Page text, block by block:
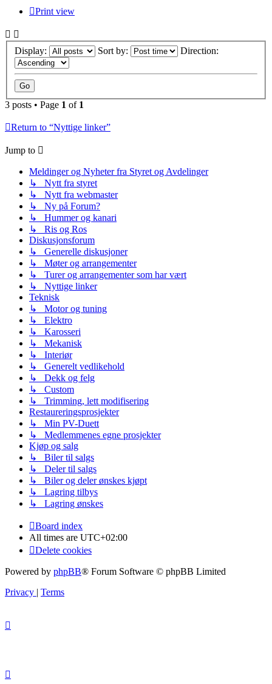
Print view
Display: Sort by: Direction:
3 posts • Page 1 of 1
Return to “Nyttige linker”
Jump to
Meldinger og Nyheter fra Styret og Avdelinger
↳ Nytt fra styret
↳ Nytt fra webmaster
↳ Ny på Forum?
↳ Hummer og kanari
↳ Ris og Ros
Diskusjonsforum
↳ Generelle diskusjoner
↳ Møter og arrangementer
↳ Turer og arrangementer som har vært
↳ Nyttige linker
Teknisk
↳ Motor og tuning
↳ Elektro
↳ Karosseri
↳ Mekanisk
↳ Interiør
↳ Generelt vedlikehold
↳ Dekk og felg
↳ Custom
↳ Trimming, lett modifisering
Restaureringsprosjekter
↳ Min PV-Duett
↳ Medlemmenes egne prosjekter
Kjøp og salg
↳ Biler til salgs
↳ Deler til salgs
↳ Biler og deler ønskes kjøpt
↳ Lagring tilbys
↳ Lagring ønskes
Board index
All times are UTC+02:00
Delete cookies
Powered by phpBB® Forum Software © phpBB Limited
Privacy | Terms